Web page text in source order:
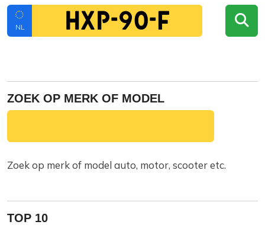
NL
ZOEK OP MERK OF MODEL
Zoek op merk of model auto, motor, scooter etc.
TOP 10